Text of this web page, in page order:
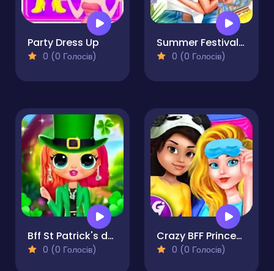
Party Dress Up
0 (0 Голосів)
Summer Festivals Fashion
0 (0 Голосів)
Bff St Patrick's day Look
0 (0 Голосів)
Crazy BFF Princess PJ Night Out Party
0 (0 Голосів)